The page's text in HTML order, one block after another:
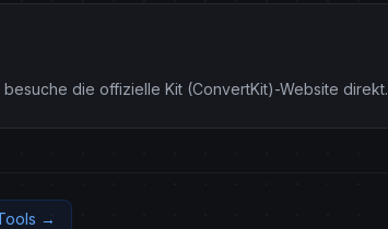
die offizielle Kit (ConvertKit)-Website direkt.
→